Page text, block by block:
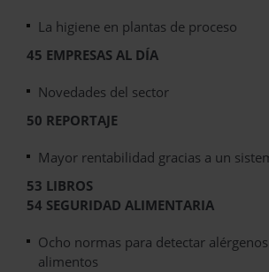
La higiene en plantas de proceso
45 EMPRESAS AL DÍA
Novedades del sector
50 REPORTAJE
Mayor rentabilidad gracias a un
53 LIBROS
54 SEGURIDAD ALIMENTARIA
Ocho normas para detectar
alimentos